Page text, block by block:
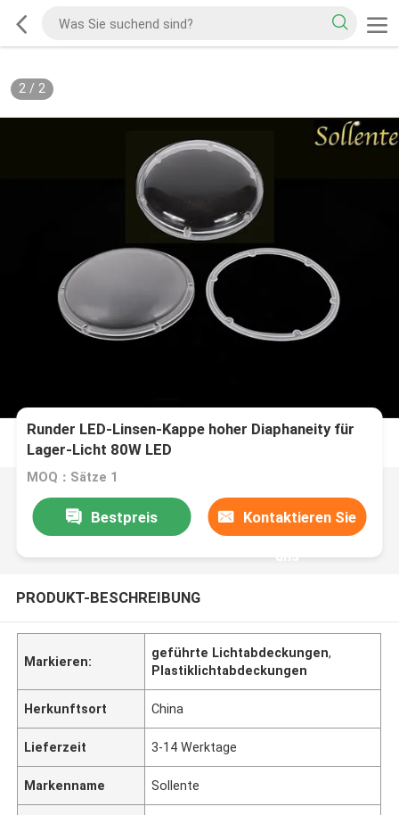
2/ 2
Runder LED-Linsen-Kappe hoher Diaphaneity für
Lager-Licht 80W LED
MOQ：Sätze 1
Bestpreis Kontaktieren Sie
uns
PRODUKT-BESCHREIBUNG
Markieren:
geführte Lichtabdeckungen,
Plastiklichtabdeckungen
Herkunftsort China
Lieferzeit 3-14 Werktage
Markenname Sollente